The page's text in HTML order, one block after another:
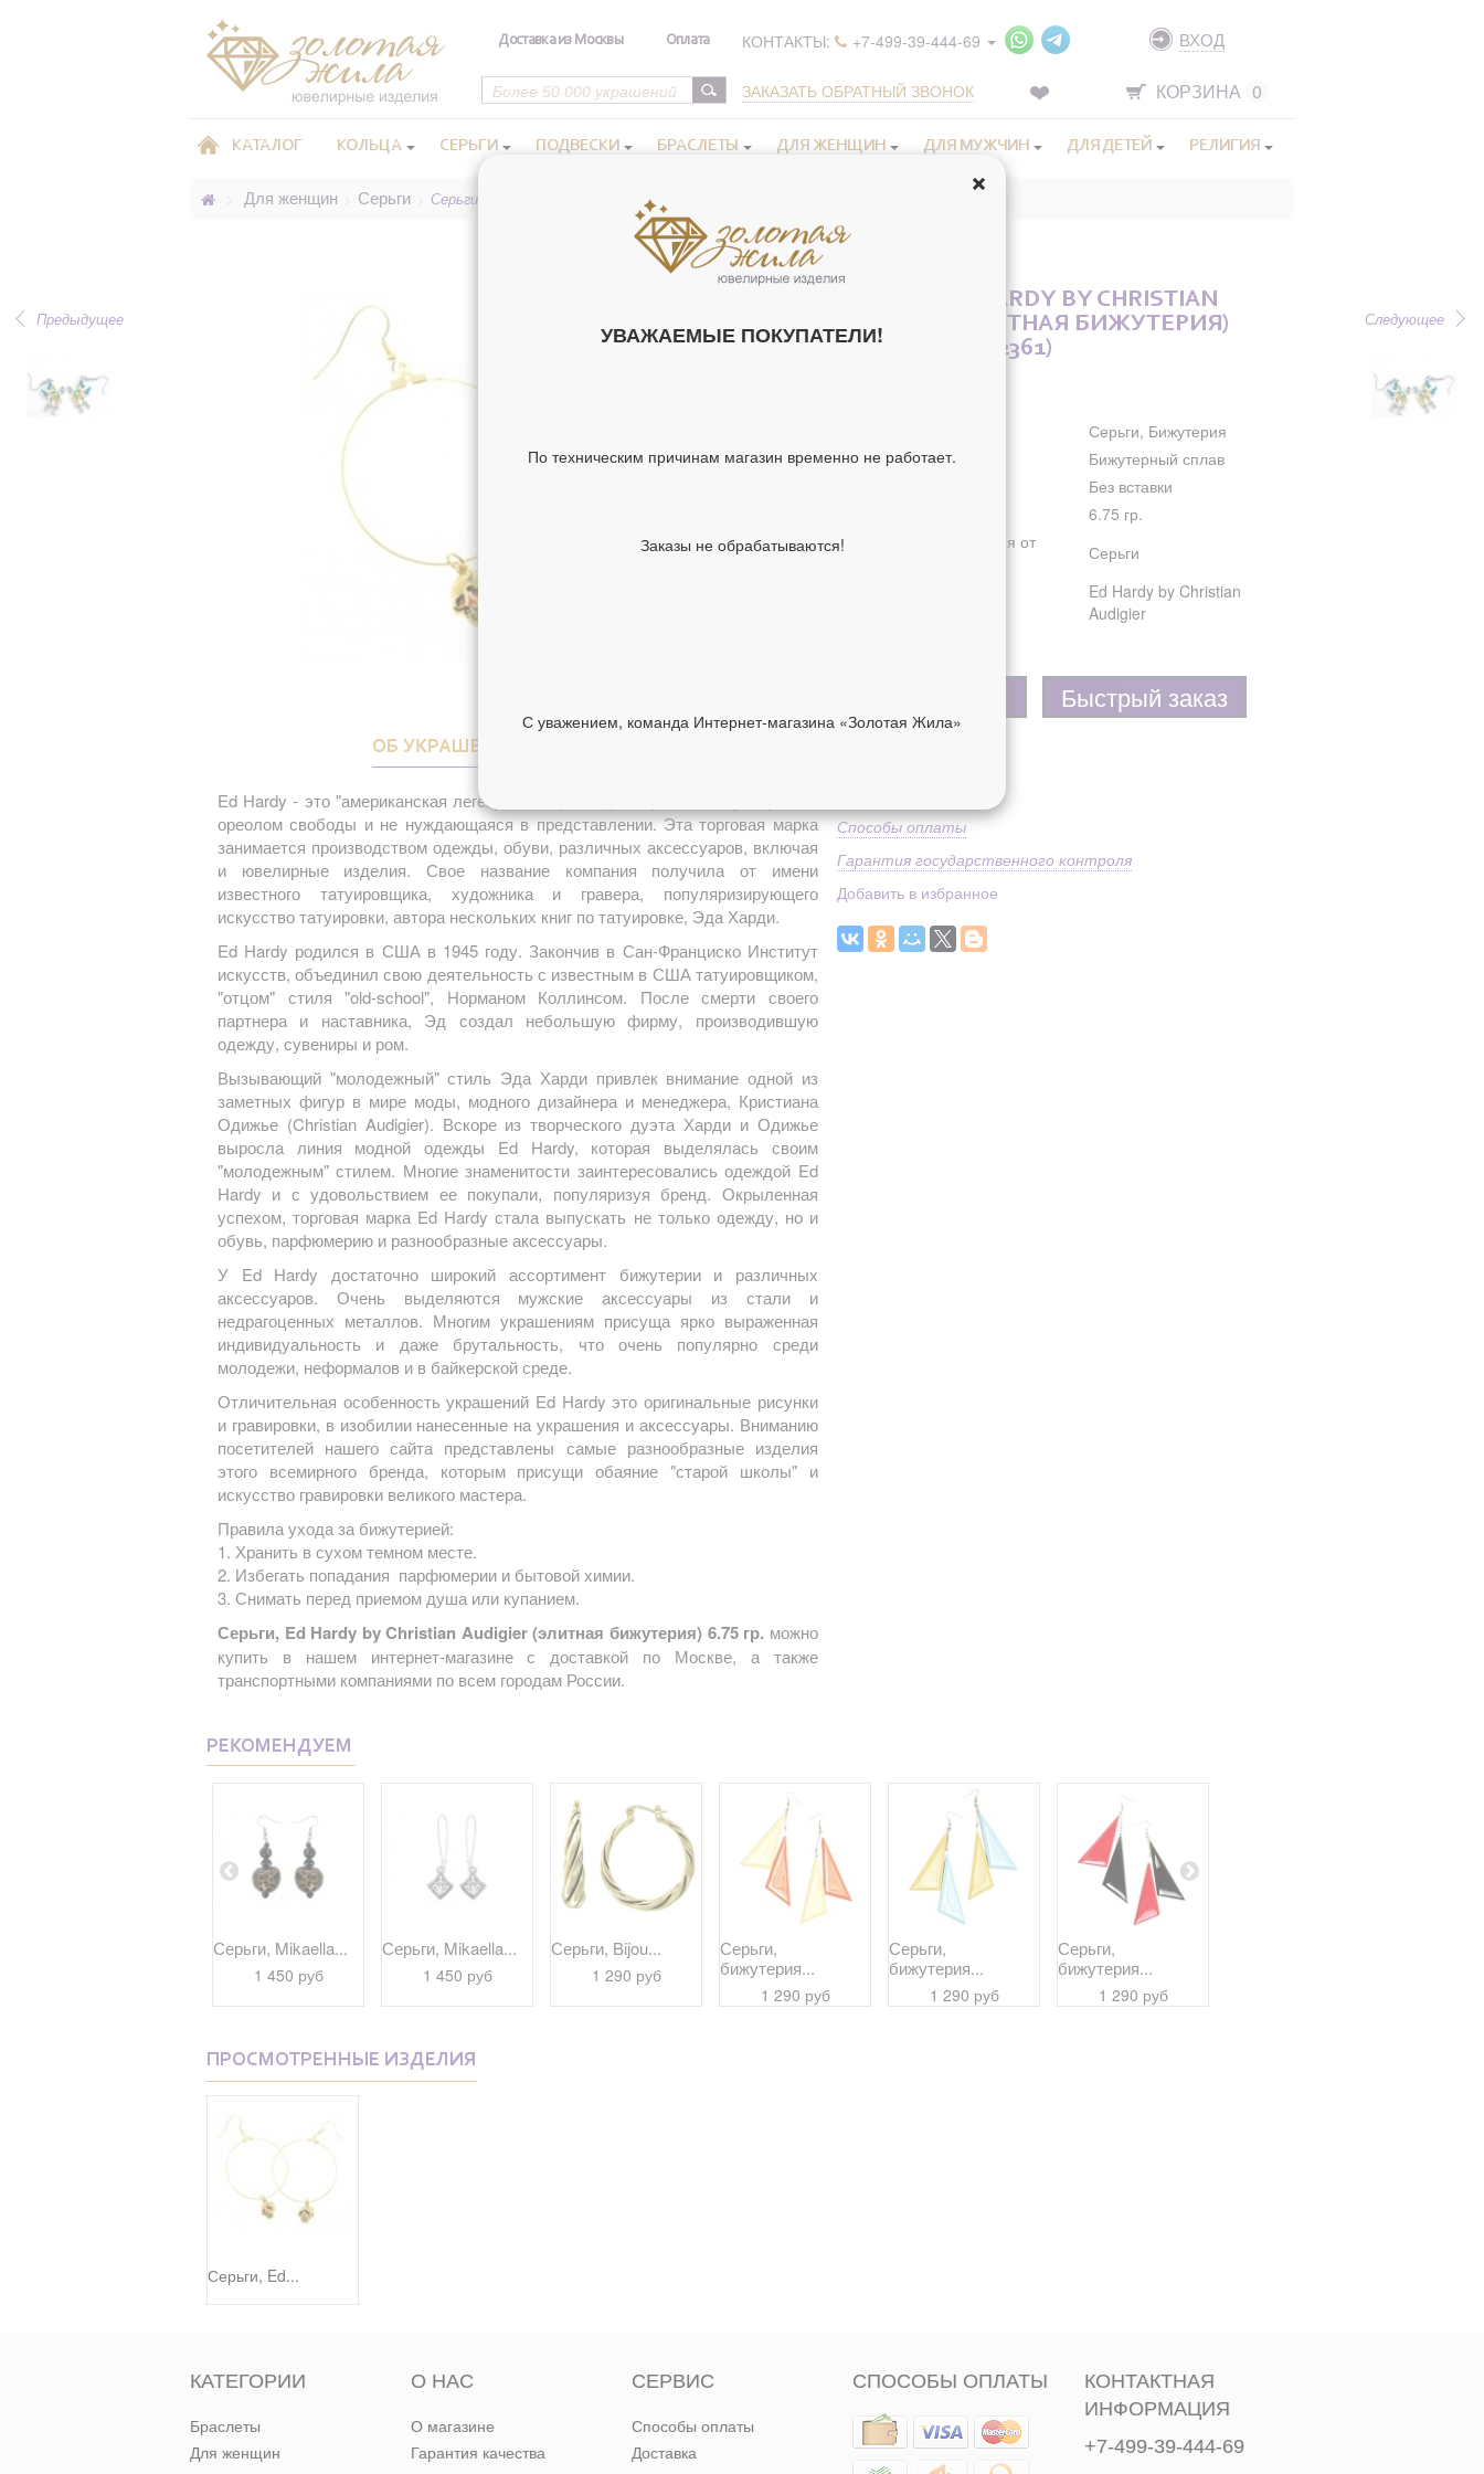
Доставка из Москвы Оплата КОНТАКТЫ: +7-499-39-444-69
ЗАКАЗАТЬ ОБРАТНЫЙ ЗВОНОК
ВХОД
КОРЗИНА 0
КАТАЛОГ КОЛЬЦА СЕРЬГИ ПОДВЕСКИ БРАСЛЕТЫ ДЛЯ ЖЕНЩИН ДЛЯ МУЖЧИН ДЛЯ ДЕТЕЙ РЕЛИГИЯ
Для женщин Серьги Серьги, Ed Hardy by Christian Audigier (элитная бижутерия) 6.75 гр.
Предыдущее Следующее
ОБ УКРАШЕНИИ
Ed Hardy - это "американская легенда" в мире моды, окутанная "бунтарским"
ореолом свободы и не нуждающаяся в представлении. Эта торговая марка
занимается производством одежды, обуви, различных аксессуаров, включая
и ювелирные изделия. Свое название компания получила от имени
известного татуировщика, художника и гравера, популяризирующего
искусство татуировки, автора нескольких книг по татуировке, Эда Харди.
Ed Hardy родился в США в 1945 году. Закончив в Сан-Франциско Институт
искусств, объединил свою деятельность с известным в США татуировщиком,
"отцом" стиля "old-school", Норманом Коллинсом. После смерти своего
партнера и наставника, Эд создал небольшую фирму, производившую
одежду, сувениры и ром.
Вызывающий "молодежный" стиль Эда Харди привлек внимание одной из
заметных фигур в мире моды, модного дизайнера и менеджера, Кристиана
Одижье (Christian Audigier). Вскоре из творческого дуэта Харди и Одижье
выросла линия модной одежды Ed Hardy, которая выделялась своим
"молодежным" стилем. Многие знаменитости заинтересовались одеждой Ed
Hardy и с удовольствием ее покупали, популяризуя бренд. Окрыленная
успехом, торговая марка Ed Hardy стала выпускать не только одежду, но и
обувь, парфюмерию и разнообразные аксессуары.
У Ed Hardy достаточно широкий ассортимент бижутерии и различных
аксессуаров. Очень выделяются мужские аксессуары из стали и
недрагоценных металлов. Многим украшениям присуща ярко выраженная
индивидуальность и даже брутальность, что очень популярно среди
молодежи, неформалов и в байкерской среде.
Отличительная особенность украшений Ed Hardy это оригинальные рисунки
и гравировки, в изобилии нанесенные на украшения и аксессуары. Вниманию
посетителей нашего сайта представлены самые разнообразные изделия
этого всемирного бренда, которым присущи обаяние "старой школы" и
искусство гравировки великого мастера.
Правила ухода за бижутерией:
1. Хранить в сухом темном месте.
2. Избегать попадания парфюмерии и бытовой химии.
3. Снимать перед приемом душа или купанием.
Серьги, Ed Hardy by Christian Audigier (элитная бижутерия) 6.75 гр. можно
купить в нашем интернет-магазине с доставкой по Москве, а также
транспортными компаниями по всем городам России.
СЕРЬГИ, ED HARDY BY CHRISTIAN
AUDIGIER (ЭЛИТНАЯ БИЖУТЕРИЯ)
6.75 ГР. (АРТ. 62361)
Серьги, Бижутерия
Материал
Бижутерный сплав
Без вставки
6.75 гр.
Классификация изделия от
Серьги
Ed Hardy by Christian
Audigier
Быстрый заказ
Способы оплаты
Гарантия государственного контроля
Добавить в избранное
РЕКОМЕНДУЕМ
Серьги, Mikaella...
1 450 руб
Серьги, Mikaella...
1 450 руб
Серьги, Bijou...
1 290 руб
Серьги,
бижутерия...
1 290 руб
Серьги,
бижутерия...
1 290 руб
Серьги,
бижутерия...
1 290 руб
ПРОСМОТРЕННЫЕ ИЗДЕЛИЯ
Серьги, Ed...
КАТЕГОРИИ
Браслеты
Для женщин
О НАС
О магазине
Гарантия качества
СЕРВИС
Способы оплаты
Доставка
СПОСОБЫ ОПЛАТЫ
КОНТАКТНАЯ
ИНФОРМАЦИЯ
+7-499-39-444-69
УВАЖАЕМЫЕ ПОКУПАТЕЛИ!
По техническим причинам магазин временно не работает.
Заказы не обрабатываются!
С уважением, команда Интернет-магазина «Золотая Жила»